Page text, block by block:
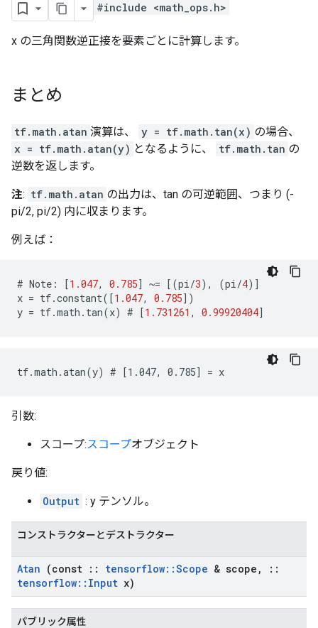
#include <math_ops.h>
x の三角関数逆正接を要素ごとに計算します。
まとめ
tf.math.atan 演算は、 y = tf.math.tan(x) の場合、
x = tf.math.atan(y) となるように、 tf.math.tan の
逆数を返します。
注: tf.math.atan の出力は、tan の可逆範囲、つまり (-
pi/2, pi/2) 内に収まります。
例えば：
# Note : [1.047, 0.785] ~= [(pi/3), (pi/4)]
x = tf.constant([1.047, 0.785])
y = tf.math . tan(x) # [1.731261 , 0.99920404]
tf.math.atan(y) # [1.047, 0.785] = x
引数:
スコープ:スコープオブジェクト
戻り値:
Output : y テンソル。
コンストラクターとデストラクター
Atan (const :: tensorflow::Scope & scope ,
::
tensorflow:: Input x)
パブリック属性